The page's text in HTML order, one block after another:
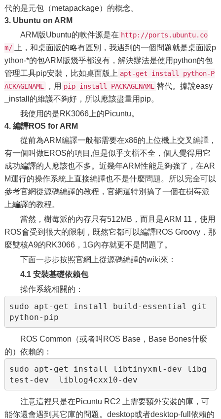
代的是元包（metapackage）的概念。
3. Ubuntu on ARM
ARM版Ubuntu的軟件源是在 http://ports.ubuntu.co
m/
上，和桌面版的略有區別，我遇到的一個問題就是桌面版p
ython-*的包ARM版幾乎都沒有，解決辦法是使用python的包
管理工具pip安裝，比如桌面版上 apt-get install python-P
ACKAGENAME
，用 pip install PACKAGENAME 替代。據說easy
_install的維護不夠好，所以應該盡量用pip。
我使用的是RK3066上的Picuntu。
4. 編譯ROS for ARM
從前為ARM編譯一般都需要在x86的上位機上交叉編譯，
有一個叫做EROS的項目,但是似乎文檔不全，個人覺得用它
成功編譯的人應該也不多。近幾年ARM性能足夠強了，在AR
M運行的操作系統上直接編譯也不是什麼問題。所以完全可以
參考官網從源碼編譯的教程，官網還特別搞了一個在樹莓派
上編譯的教程。
當然，樹莓派的內存只有512MB，而且是ARM 11，使用
ROS會受到很大的限制，既然它都可以編譯ROS Groovy，那
麼雙核A9的RK3066，1G內存就更不是問題了。
下面一步步按照官網上從源碼編譯的wiki來：
4.1 安裝基礎依賴包
操作系統相關的：
sudo apt-get install build-essential git
ROS Common（或者叫ROS Base，Base Bones什麼
的）依賴的：
sudo apt-get install libtinyxml-dev libg
注意這裡只是在Picuntu RC2 上需要額外安裝的庫，可
能你還會遇到其它庫的問題。desktop或者desktop-full依賴的